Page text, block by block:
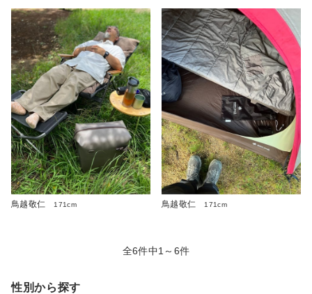
鳥越敬仁 171cm 鳥越敬仁 171cm
全6件中1～6件
性別から探す